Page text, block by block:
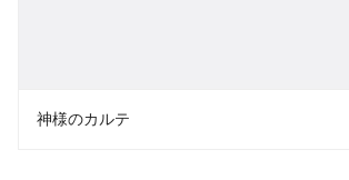
神様のカルテ